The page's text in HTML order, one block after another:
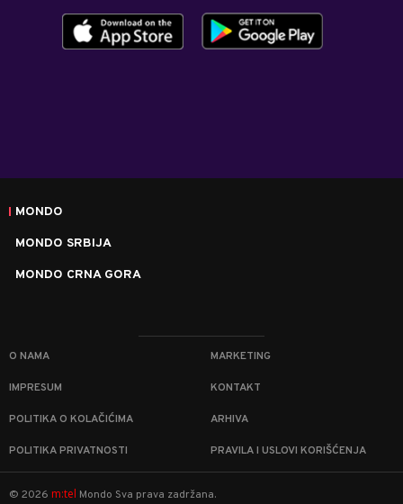
MONDO
MONDO SRBIJA
MONDO CRNA GORA
O NAMA MARKETING
IMPRESUM KONTAKT
POLITIKA O KOLAČIĆIMA ARHIVA
POLITIKA PRIVATNOSTI PRAVILA I USLOVI KORIŠĆENJA
© 2026 m:tel Mondo Sva prava zadržana.